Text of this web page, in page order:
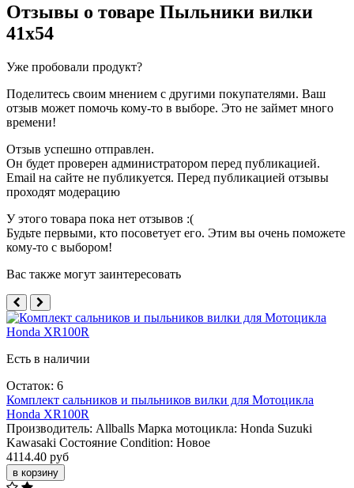
Отзывы о товаре Пыльники вилки
41x54
Уже пробовали продукт?
Поделитесь своим мнением с другими покупателями. Ваш
отзыв может помочь кому-то в выборе. Это не займет много
времени!
Отзыв успешно отправлен.
Он будет проверен администратором перед публикацией.
Email на сайте не публикуется. Перед публикацией отзывы
проходят модерацию
У этого товара пока нет отзывов :(
Будьте первыми, кто посоветует его. Этим вы очень поможете
кому-то с выбором!
Вас также могут заинтересовать
Есть в наличии
Остаток: 6
Комплект сальников и пыльников вилки для Мотоцикла
Honda XR100R
Производитель: Allballs Марка мотоцикла: Honda Suzuki
Kawasaki Состояние Condition: Новое
4114.40 руб
в корзину